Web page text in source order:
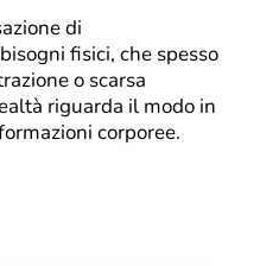
di
fisici, che spesso
o scarsa
riguarda il modo in
corporee.